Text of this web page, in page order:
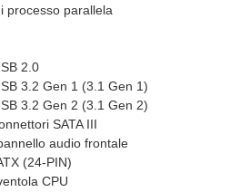
processo parallela
2.0
3.2 Gen 1 (3.1 Gen 1)
3.2 Gen 2 (3.1 Gen 2)
SATA III
audio frontale
(24-PIN)
CPU